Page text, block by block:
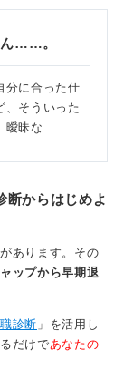
ん……。
分に合った仕
そういった
曖昧な…
断からはじめよ
あります。その
ップから早期退
診断 」を活用し
だけであなたの